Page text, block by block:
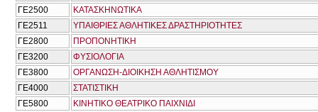
ΓΕ2500
ΚΑΤΑΣΚΗΝΩΤΙΚΑ
ΓΕ2511
ΥΠΑΙΘΡΙΕΣ ΑΘΛΗΤΙΚΕΣ ΔΡΑΣΤΗΡΙΟΤΗΤΕΣ
ΓΕ2800
ΠΡΟΠΟΝΗΤΙΚΗ
ΓΕ3200
ΦΥΣΙΟΛΟΓΙΑ
ΓΕ3800
ΟΡΓΑΝΩΣΗ-ΔΙΟΙΚΗΣΗ ΑΘΛΗΤΙΣΜΟΥ
ΓΕ4000
ΣΤΑΤΙΣΤΙΚΗ
ΓΕ5800
ΚΙΝΗΤΙΚΟ ΘΕΑΤΡΙΚΟ ΠΑΙΧΝΙΔΙ